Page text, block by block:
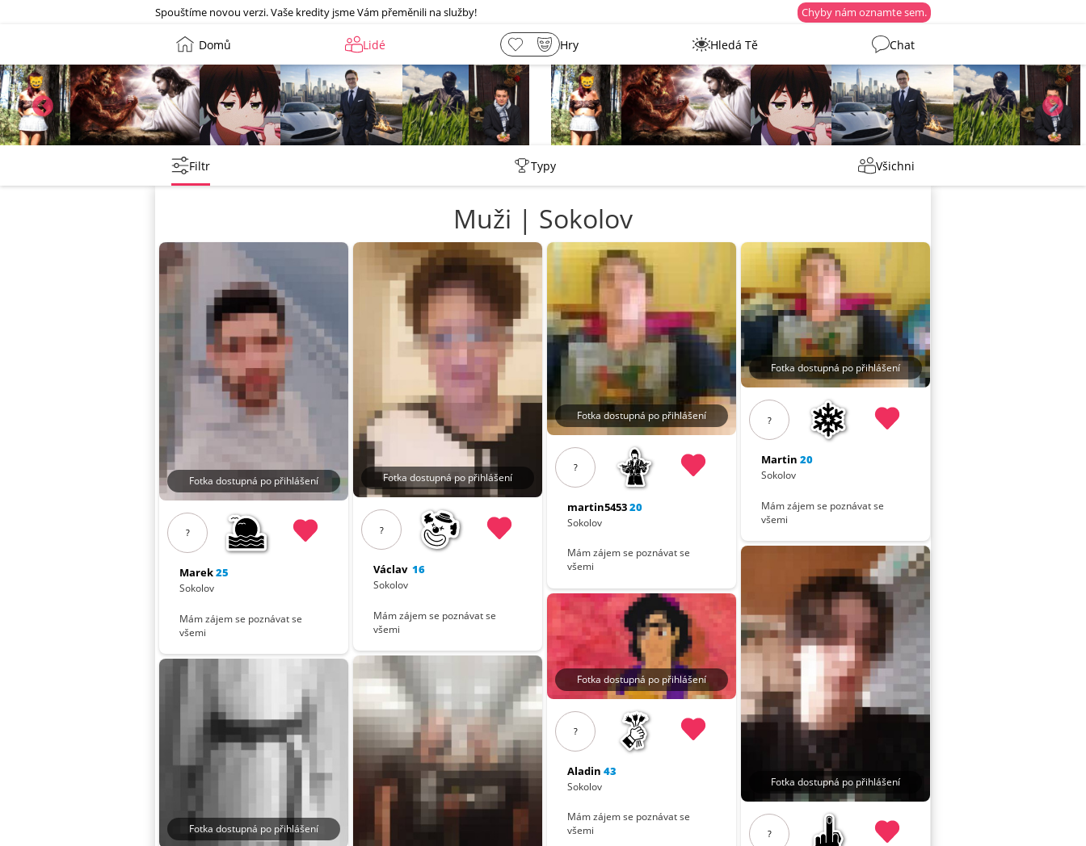
Spouštíme novou verzi. Vaše kredity jsme Vám přeměnili na služby! Chyby nám oznamte sem.
Domů Lidé Hry Hledá Tě Chat
Tentakovy
Filtr Typy Všichni
Muži | Sokolov
Fotka dostupná po přihlášení
?
Marek25
Sokolov
Mám zájem se poznávat se
všemi
Fotka dostupná po přihlášení
Fotka dostupná po přihlášení
?
Václav 16
Sokolov
Mám zájem se poznávat se
všemi
Fotka dostupná po přihlášení
?
martin545320
Sokolov
Mám zájem se poznávat se
všemi
Fotka dostupná po přihlášení
?
Aladin 43
Sokolov
Mám zájem se poznávat se
všemi
Fotka dostupná po přihlášení
?
Martin 20
Sokolov
Mám zájem se poznávat se
všemi
Fotka dostupná po přihlášení
?